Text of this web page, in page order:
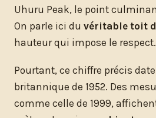
Uhuru Peak, le point
On parle ici du véritable toit
hauteur qui impose le respect.
Pourtant, ce chiffre précis date
britannique de 1952. Des
comme celle de 1999,